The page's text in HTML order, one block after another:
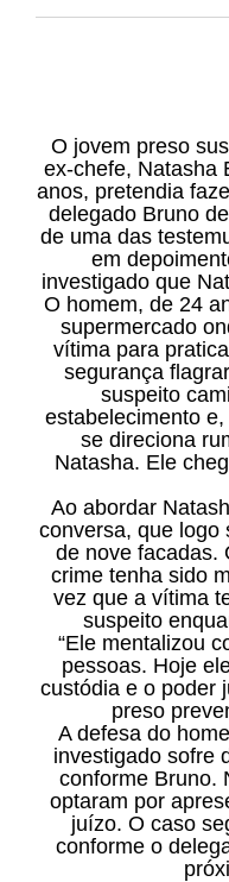
O jovem preso
ex-chefe, Natasha
anos, pretendia
delegado Bruno
de uma das
em
investigado que
O homem, de 24
supermercado
vítima para
segurança
suspeito
estabelecimento
se direciona
Natasha. Ele
Ao abordar
conversa, que logo
de nove facadas.
crime tenha sido
vez que a vítima
suspeito
“Ele mentalizou
pessoas. Hoje
custódia e o poder
preso
A defesa do
investigado sofre
conforme Bruno.
optaram por
juízo. O caso
conforme o